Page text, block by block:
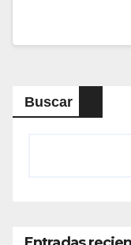
Buscar